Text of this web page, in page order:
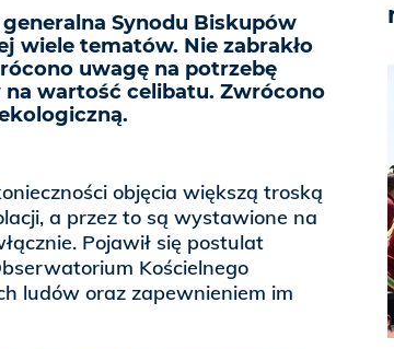
Synodu Biskupów
wiele tematów. Nie zabrakło
uwagę na potrzebę
wartość celibatu. Zwrócono
objęcia większą troską
a przez to są wystawione na
Pojawił się postulat
Kościelnego
ludów oraz zapewnieniem im